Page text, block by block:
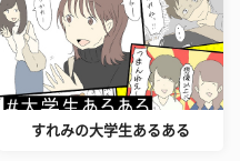
すれみの大学生あるある